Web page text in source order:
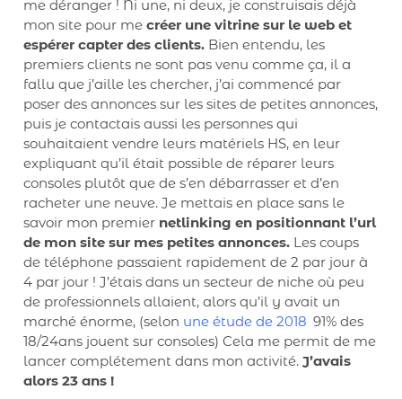
me déranger ! Ni une, ni deux, je construisais déjà
mon site pour me créer une vitrine sur le web et
espérer capter des clients. Bien entendu, les
premiers clients ne sont pas venu comme ça, il a
fallu que j’aille les chercher, j’ai commencé par
poser des annonces sur les sites de petites annonces,
puis je contactais aussi les personnes qui
souhaitaient vendre leurs matériels HS, en leur
expliquant qu’il était possible de réparer leurs
consoles plutôt que de s’en débarrasser et d’en
racheter une neuve. Je mettais en place sans le
savoir mon premier netlinking en positionnant l’url
de mon site sur mes petites annonces. Les coups
de téléphone passaient rapidement de 2 par jour à
4 par jour ! J’étais dans un secteur de niche où peu
de professionnels allaient, alors qu’il y avait un
marché énorme, (selon une étude de 2018 91% des
18/24ans jouent sur consoles) Cela me permit de me
lancer complétement dans mon activité. J’avais
alors 23 ans !